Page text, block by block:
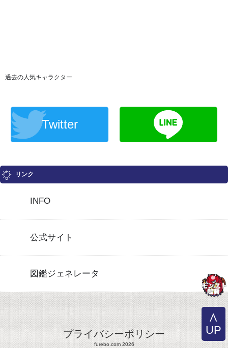
過去の人気キャラクター
Twitter
リンク
INFO
公式サイト
図鑑ジェネレータ
プライバシーポリシー
furebo.com 2026
UP